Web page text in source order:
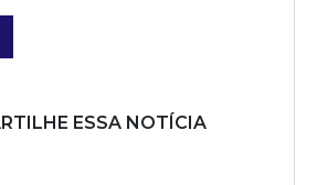
ESSA NOTÍCIA